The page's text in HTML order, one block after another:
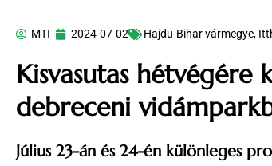
MTI - 2024-07-02 Hajdu-Bihar vármegye,
Kisvasutas hétvégére
debreceni
Július 23-án és 24-én különleges